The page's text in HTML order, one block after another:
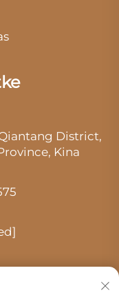
District,
Kina